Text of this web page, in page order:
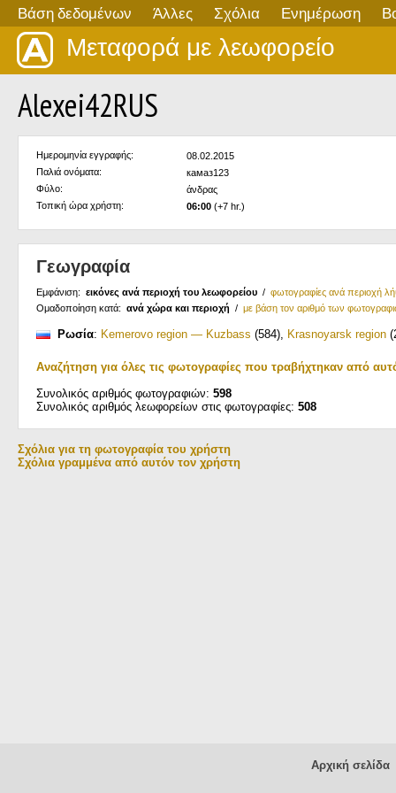
Βάση δεδομένων Άλλες Σχόλια Ενημέρωση
Μεταφορά με λεωφορείο
Alexei42RUS
Ημερομηνία εγγραφής:
08.02.2015
Παλιά ονόματα:
камаз123
Φύλο:
άνδρας
Τοπική ώρα χρήστη:
06:00 (+7 hr.)
Γεωγραφία
Εμφάνιση: εικόνες ανά περιοχή του λεωφορείου / φωτογραφίες ανά περιοχή
Ομαδοποίηση κατά: ανά χώρα και περιοχή / με βάση τον αριθμό των
Ρωσία: Kemerovo region — Kuzbass (584), Krasnoyarsk region
Αναζήτηση για όλες τις φωτογραφίες που τραβήχτηκαν από
Συνολικός αριθμός φωτογραφιών: 598
Συνολικός αριθμός λεωφορείων στις φωτογραφίες: 508
Σχόλια για τη φωτογραφία του χρήστη
Σχόλια γραμμένα από αυτόν τον χρήστη
Αρχική σελίδα